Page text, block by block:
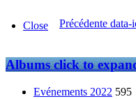
Précédente data-
Close
Albumsclick to
Evénements 2022 595